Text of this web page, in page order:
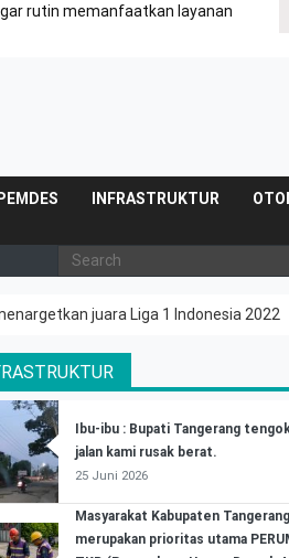
rutin memanfaatkan layanan
PEMDES INFRASTRUKTUR
juara Liga 1 Indonesia 2022
Ibu-ibu : Bupati Tangerang
jalan kami rusak berat.
25 Juni 2026
Masyarakat Kabupaten Tangerang
merupakan prioritas utama